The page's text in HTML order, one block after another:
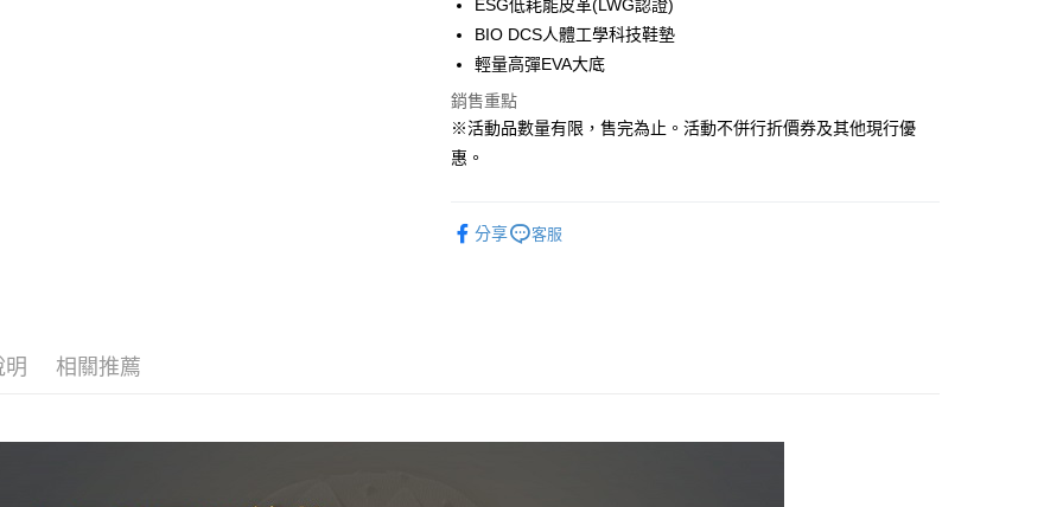
悠遊付
全盈+PAY
運送方式
跨境配送 港澳、新馬
ESG低耗能皮革(LWG認證)
BIO DCS人體工學科技鞋墊
輕量高彈EVA大底
銷售重點
※活動品數量有限，售完為止。活動不併行折價券及其他現行優
惠。
分享 客服
明 相關推薦